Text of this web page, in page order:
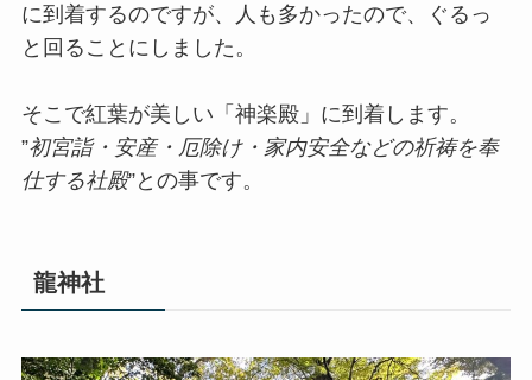
に到着するのですが、人も多かったので、ぐるっ
と回ることにしました。
そこで紅葉が美しい「神楽殿」に到着します。
”初宮詣・安産・厄除け・家内安全などの祈祷を奉
仕する社殿”との事です。
龍神社